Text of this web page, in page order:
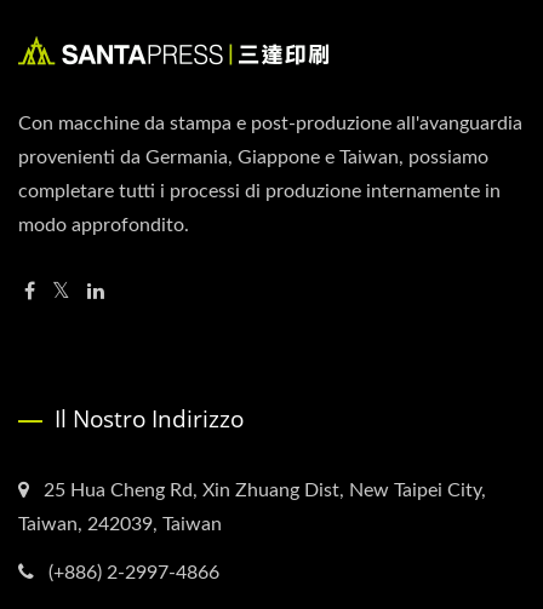
Con macchine da stampa e post-produzione all'avanguardia
provenienti da Germania, Giappone e Taiwan, possiamo
completare tutti i processi di produzione internamente in
modo approfondito.
Il Nostro Indirizzo
25 Hua Cheng Rd, Xin Zhuang Dist, New Taipei City,
Taiwan, 242039, Taiwan
(+886) 2-2997-4866